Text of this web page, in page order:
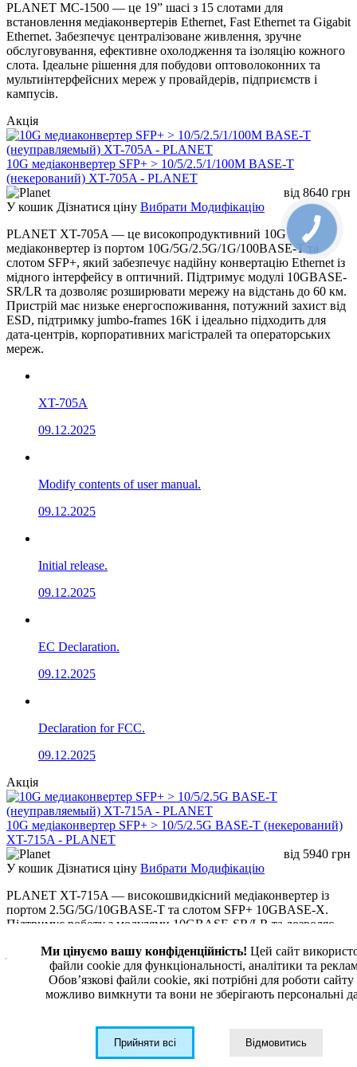
PLANET MC-1500 — це 19” шасі з 15 слотами для
встановлення медіаконвертерів Ethernet, Fast Ethernet та Gigabit
Ethernet. Забезпечує централізоване живлення, зручне
обслуговування, ефективне охолодження та ізоляцію кожного
слота. Ідеальне рішення для побудови оптоволоконних та
мультиінтерфейсних мереж у провайдерів, підприємств і
кампусів.
Акція
10G медіаконвертер SFP+ > 10/5/2.5/1/100M BASE-T
(некерований) XT-705A - PLANET
від 8640 грн
У кошик Дізнатися ціну Вибрати Модифікацію
PLANET XT-705A — це високопродуктивний 10G
медіаконвертер із портом 10G/5G/2.5G/1G/100BASE-T та
слотом SFP+, який забезпечує надійну конвертацію Ethernet із
мідного інтерфейсу в оптичний. Підтримує модулі 10GBASE-
SR/LR та дозволяє розширювати мережу на відстань до 60 км.
Пристрій має низьке енергоспоживання, потужний захист від
ESD, підтримку jumbo-frames 16K і ідеально підходить для
дата-центрів, корпоративних магістралей та операторських
мереж.
XT-705A
09.12.2025
Modify contents of user manual.
09.12.2025
Initial release.
09.12.2025
EC Declaration.
09.12.2025
Declaration for FCC.
09.12.2025
Акція
10G медіаконвертер SFP+ > 10/5/2.5G BASE-T (некерований)
XT-715A - PLANET
від 5940 грн
У кошик Дізнатися ціну Вибрати Модифікацію
PLANET XT-715A — високошвидкісний медіаконвертер із
портом 2.5G/5G/10GBASE-T та слотом SFP+ 10GBASE-X.
Підтримує роботу з модулями 10GBASE-SR/LR та дозволяє
jumbo-frame 16K, низьке енергоспоживання та ідеально
підходить для дата-центрів, корпоративних магістралей та
провайдерських мереж.
Ми цінуємо вашу конфіденційність! Цей сайт
файли cookie для функціональності, аналітики та
Обовʼязкові файли cookie, які потрібні для роботи сайту
можливо вимкнути та вони не зберігають персональні
Прийняти всі Відмовитись